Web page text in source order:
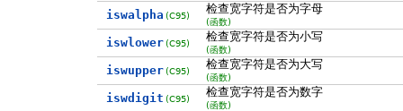
iswalpha (C95) 检查宽字符是否为字母
(函数)
iswlower (C95) 检查宽字符是否为小写
(函数)
iswupper (C95) 检查宽字符是否为大写
(函数)
iswdigit (C95) 检查宽字符是否为数字
(函数)